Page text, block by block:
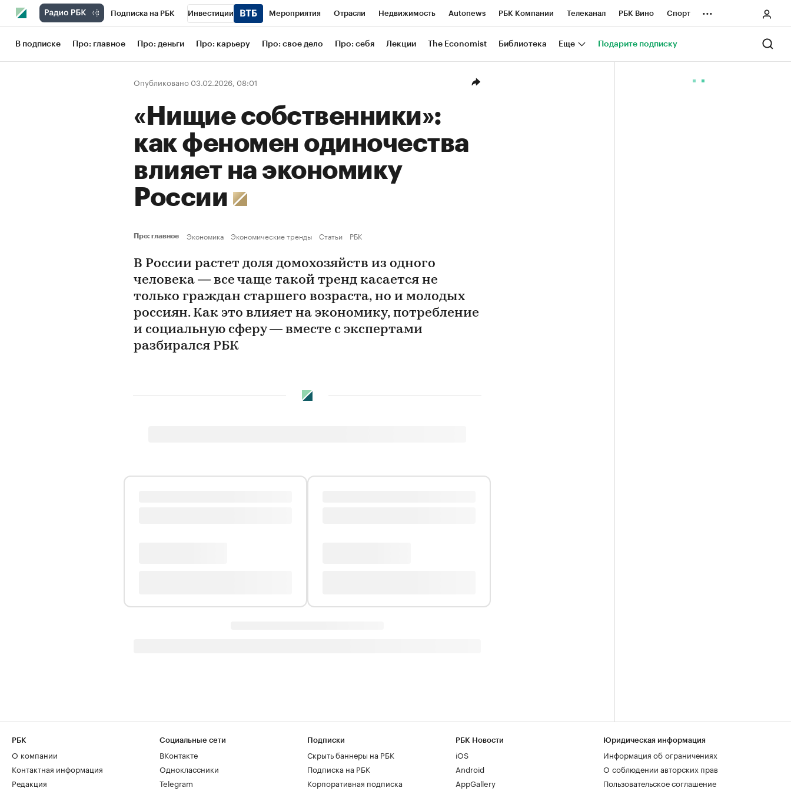
Подписка на РБК Инвестиции Мероприятия Отрасли Недвижимость Autonews РБК Компании Телеканал РБК Вино Спорт
Школа управления РБК РБК Образование РБК Life Тренды Визионеры Национальные проекты Город
Рынок наличной валюты
...
В подписке Про: главное Про: деньги Про: карьеру Про: свое дело Про: себя Лекции The Economist Библиотека Еще Подарите подписку
Опубликовано 03.02.2026, 08:01
«Нищие собственники»:
как феномен одиночества
влияет на экономику
России
Про: главное Экономика Экономические тренды Статьи РБК
В России растет доля домохозяйств из одного
человека — все чаще такой тренд касается не
только граждан старшего возраста, но и молодых
россиян. Как это влияет на экономику, потребление
и социальную сферу — вместе с экспертами
разбирался РБК
РБК
О компании
Контактная информация
Редакция
Социальные сети
ВКонтакте
Одноклассники
Telegram
Подписки
Скрыть баннеры на РБК
Подписка на РБК
Корпоративная подписка
РБК Новости
iOS
Android
AppGallery
Юридическая информация
Информация об ограничениях
О соблюдении авторских прав
Пользовательское соглашение